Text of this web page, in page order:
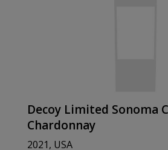
Decoy Limited Sonoma
Chardonnay
2021, USA